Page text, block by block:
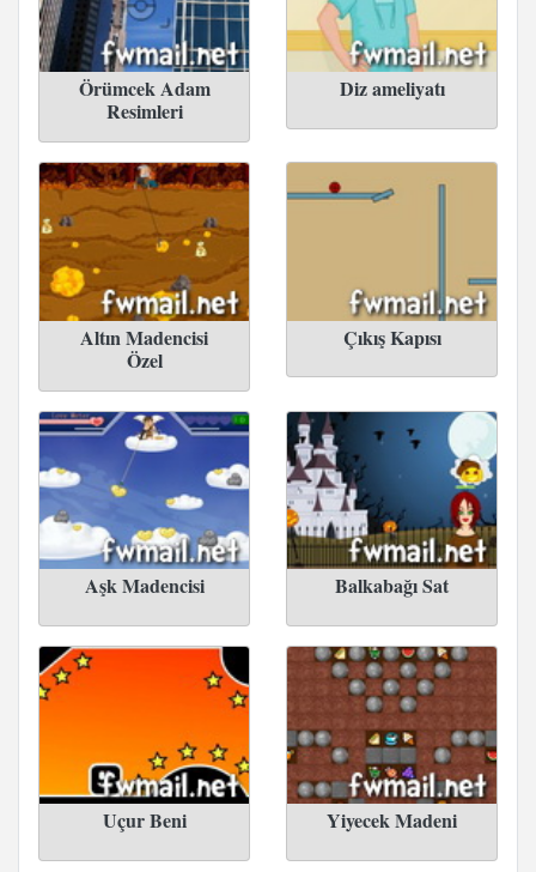
Örümcek Adam
Resimleri
Diz ameliyatı
Altın Madencisi
Özel
Çıkış Kapısı
Aşk Madencisi Balkabağı Sat
Uçur Beni Yiyecek Madeni